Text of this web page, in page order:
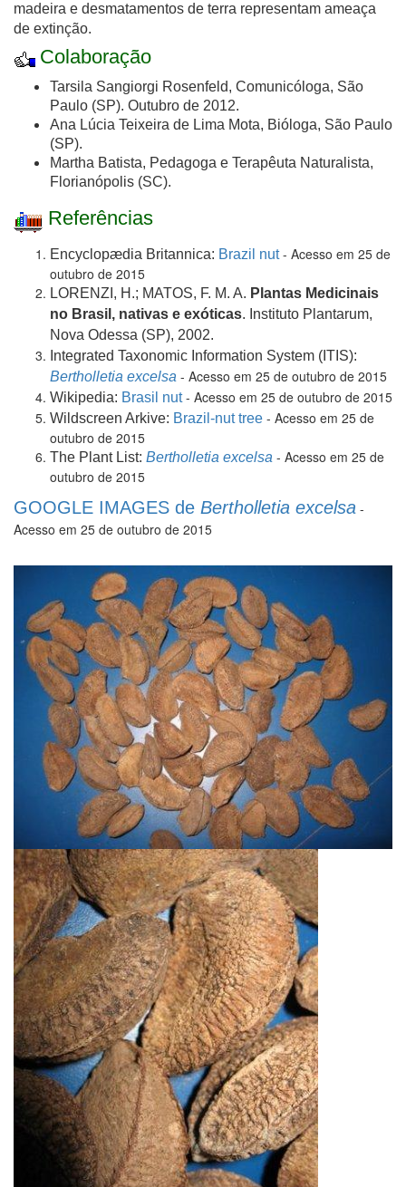
madeira e desmatamentos de terra representam ameaça
de extinção.
Colaboração
Tarsila Sangiorgi Rosenfeld, Comunicóloga, São
Paulo (SP). Outubro de 2012.
Ana Lúcia Teixeira de Lima Mota, Bióloga, São Paulo
(SP).
Martha Batista, Pedagoga e Terapêuta Naturalista,
Florianópolis (SC).
Referências
Encyclopædia Britannica: Brazil nut- Acesso em 25 de
outubro de 2015
LORENZI, H.; MATOS, F. M. A. Plantas Medicinais
no Brasil, nativas e exóticas. Instituto Plantarum,
Nova Odessa (SP), 2002.
Integrated Taxonomic Information System ( ITIS):
Bertholletia excelsa - Acesso em 25 de outubro de 2015
Wikipedia: Brasil nut- Acesso em 25 de outubro de 2015
Wildscreen Arkive: Brazil-nut tree - Acesso em 25 de
outubro de 2015
The Plant List: Bertholletia excelsa - Acesso em 25 de
outubro de 2015
GOOGLE IMAGES de Bertholletia excelsa -
Acesso em 25 de outubro de 2015